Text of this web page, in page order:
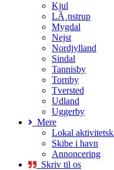
Kjul
LÃ¸nstrup
Mygdal
Nejst
Nordjylland
Sindal
Tannisby
Tornby
Tversted
Udland
Uggerby
Mere
Lokal
Skibe i havn
Annoncering
Skriv til os